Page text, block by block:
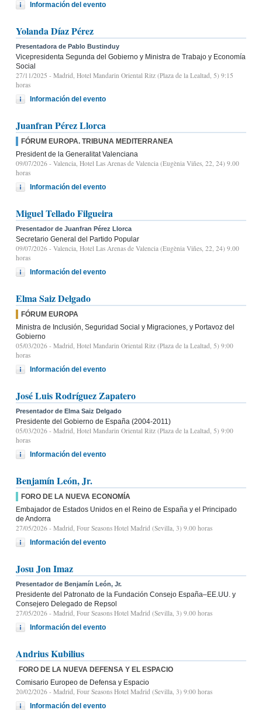
Información del evento
Yolanda Díaz Pérez
Presentadora de Pablo Bustinduy
Vicepresidenta Segunda del Gobierno y Ministra de Trabajo y Economía
Social
27/11/2025 - Madrid, Hotel Mandarin Oriental Ritz (Plaza de la Lealtad, 5) 9:15
horas
Información del evento
Juanfran Pérez Llorca
FÓRUM EUROPA. TRIBUNA MEDITERRANEA
President de la Generalitat Valenciana
09/07/2026 - Valencia, Hotel Las Arenas de Valencia (Eugènia Viñes, 22, 24) 9.00
horas
Información del evento
Miguel Tellado Filgueira
Presentador de Juanfran Pérez Llorca
Secretario General del Partido Popular
09/07/2026 - Valencia, Hotel Las Arenas de Valencia (Eugènia Viñes, 22, 24) 9.00
horas
Información del evento
Elma Saiz Delgado
FÓRUM EUROPA
Ministra de Inclusión, Seguridad Social y Migraciones, y Portavoz del
Gobierno
05/03/2026 - Madrid, Hotel Mandarin Oriental Ritz (Plaza de la Lealtad, 5) 9:00
horas
Información del evento
José Luis Rodríguez Zapatero
Presentador de Elma Saiz Delgado
Presidente del Gobierno de España (2004-2011)
05/03/2026 - Madrid, Hotel Mandarin Oriental Ritz (Plaza de la Lealtad, 5) 9:00
horas
Información del evento
Benjamín León, Jr.
FORO DE LA NUEVA ECONOMÍA
Embajador de Estados Unidos en el Reino de España y el Principado
de Andorra
27/05/2026 - Madrid, Four Seasons Hotel Madrid (Sevilla, 3) 9.00 horas
Información del evento
Josu Jon Imaz
Presentador de Benjamín León, Jr.
Presidente del Patronato de la Fundación Consejo España–EE.UU. y
Consejero Delegado de Repsol
27/05/2026 - Madrid, Four Seasons Hotel Madrid (Sevilla, 3) 9.00 horas
Información del evento
Andrius Kubilius
FORO DE LA NUEVA DEFENSA Y EL ESPACIO
Comisario Europeo de Defensa y Espacio
20/02/2026 - Madrid, Four Seasons Hotel Madrid (Sevilla, 3) 9:00 horas
Información del evento